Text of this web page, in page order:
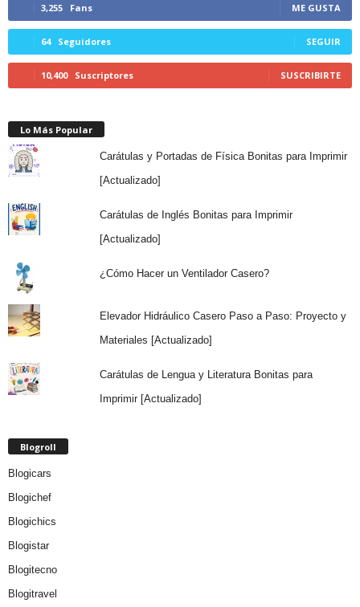
3,255 Fans ME GUSTA
64 Seguidores SEGUIR
10,400 Suscriptores SUSCRIBIRTE
Lo Más Popular
Carátulas y Portadas de Física Bonitas para Imprimir
[Actualizado]
Carátulas de Inglés Bonitas para Imprimir
[Actualizado]
¿Cómo Hacer un Ventilador Casero?
Elevador Hidráulico Casero Paso a Paso: Proyecto y
Materiales [Actualizado]
Carátulas de Lengua y Literatura Bonitas para
Imprimir [Actualizado]
Blogroll
Blogicars
Blogichef
Blogichics
Blogistar
Blogitecno
Blogitravel